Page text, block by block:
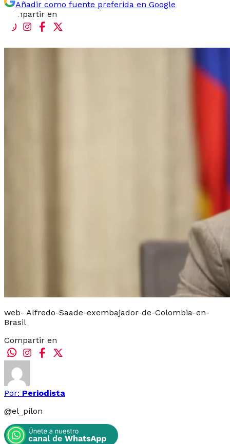
Añadir como fuente preferida en Google
Compartir en
web- Alfredo-Saade-exembajador-de-Colombia-en-
Brasil
Compartir en
Por: Periodista
@el_pilon